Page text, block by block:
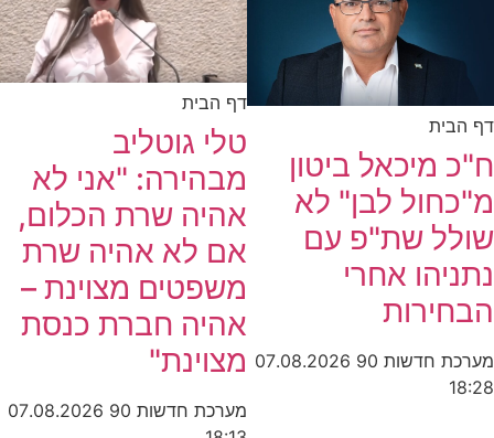
ביטון
לבן" לא
שת"פ עם
אחרי
חדשות 90
07.08.2026
דף הבית
טלי גוטליב
מבהירה: "אני לא
אהיה שרת הכלום,
אם לא אהיה שרת
משפטים מצוינת –
אהיה חברת כנסת
מצוינת"
מערכת חדשות 90
07.08.2026